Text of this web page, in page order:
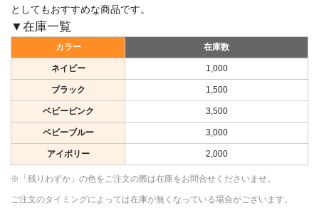
としてもおすすめな商品です。
▼在庫一覧
カラー 在庫数
ネイビー 1,000
ブラック 1,500
ベビーピンク 3,500
ベビーブルー 3,000
アイボリー 2,000
※「残りわずか」の色をご注文の際は在庫をお問合せくださいませ。
ご注文のタイミングによっては在庫が無くなっている場合がございます。